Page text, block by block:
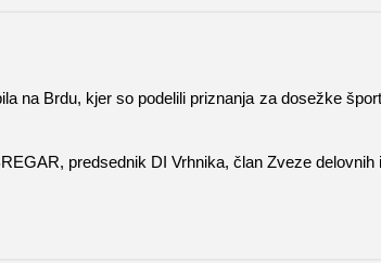
na Brdu, kjer so podelili priznanja za dosežke
predsednik DI Vrhnika, član Zveze delovnih